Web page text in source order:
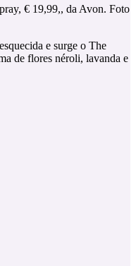
€ 19,99,, da Avon. Foto
e surge o The
de flores néroli, lavanda e